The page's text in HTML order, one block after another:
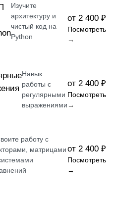
Изучите
архитектуру и
чистый код на
Python
от 2 400 ₽
Посмотреть
→
Навык
работы с
регулярными
выражениями
от 2 400 ₽
Посмотреть
→
работу с
матрицамиот 2 400 ₽
Посмотреть
→